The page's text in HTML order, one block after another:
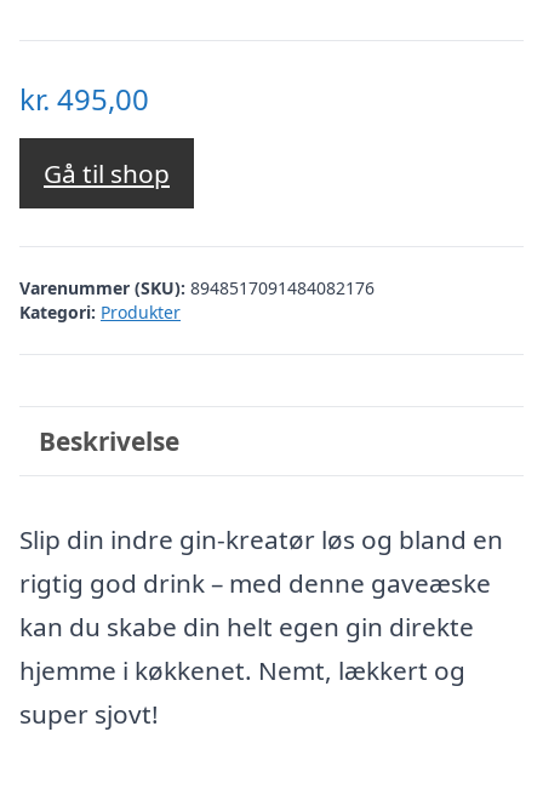
kr. 495,00
Gå til shop
Varenummer (SKU): 8948517091484082176
Kategori: Produkter
Beskrivelse
Slip din indre gin-kreatør løs og bland en
rigtig god drink – med denne gaveæske
kan du skabe din helt egen gin direkte
hjemme i køkkenet. Nemt, lækkert og
super sjovt!